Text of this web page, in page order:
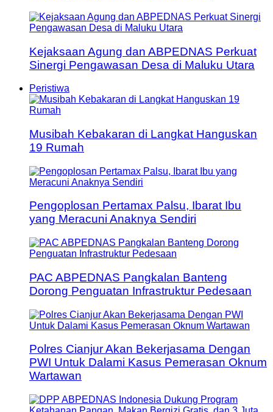
Kejaksaan Agung dan ABPEDNAS Perkuat
Sinergi Pengawasan Desa di Maluku Utara
Peristiwa
Musibah Kebakaran di Langkat Hanguskan
19 Rumah
Pengoplosan Pertamax Palsu, Ibarat Ibu
yang Meracuni Anaknya Sendiri
PAC ABPEDNAS Pangkalan Banteng
Dorong Penguatan Infrastruktur Pedesaan
Polres Cianjur Akan Bekerjasama Dengan
PWI Untuk Dalami Kasus Pemerasan Oknum
Wartawan